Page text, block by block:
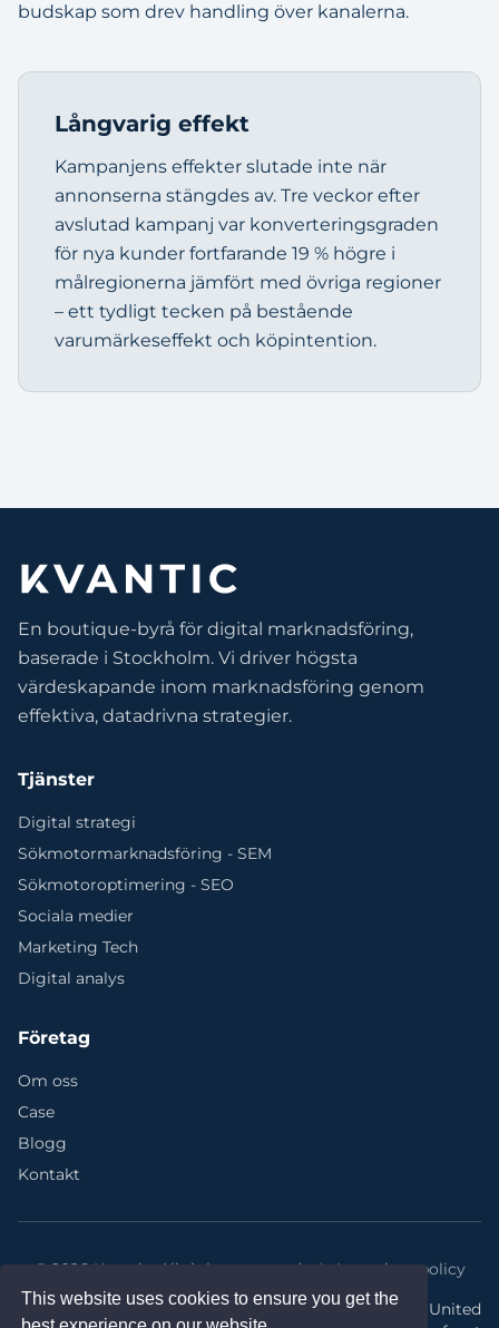
This website uses cookies to ensure you get the
budskap som drev handling över kanalerna.
Långvarig effekt
Kampanjens effekter slutade inte när
annonserna stängdes av. Tre veckor efter
avslutad kampanj var konverteringsgraden
för nya kunder fortfarande 19 % högre i
målregionerna jämfört med övriga regioner
– ett tydligt tecken på bestående
varumärkeseffekt och köpintention.
En boutique-byrå för digital marknadsföring,
baserade i Stockholm. Vi driver högsta
värdeskapande inom marknadsföring genom
effektiva, datadrivna strategier.
Tjänster
Digital strategi
Sökmotormarknadsföring - SEM
Sökmotoroptimering - SEO
Sociala medier
Marketing Tech
Digital analys
Företag
Om oss
Case
Blogg
Kontakt
©2026 Kvantic.All rights reserved. |
Integritetspolicy
Kontor: Kvantic @ United